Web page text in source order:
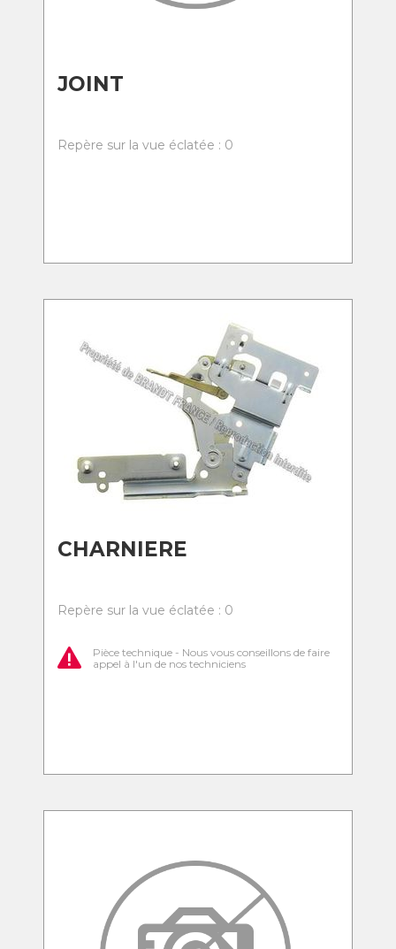
JOINT
Repère sur la vue éclatée : 0
CHARNIERE
Repère sur la vue éclatée : 0
Pièce technique - Nous vous conseillons de faire
appel à l'un de nos techniciens